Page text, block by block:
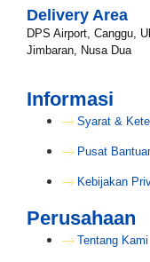
Delivery Area
DPS Airport, Canggu,
Jimbaran, Nusa Dua
Informasi
Syarat &
Pusat
Kebijakan
Perusahaan
Tentang Kami